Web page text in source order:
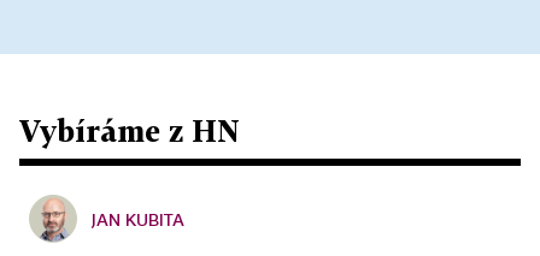
Vybíráme z HN
JAN KUBITA